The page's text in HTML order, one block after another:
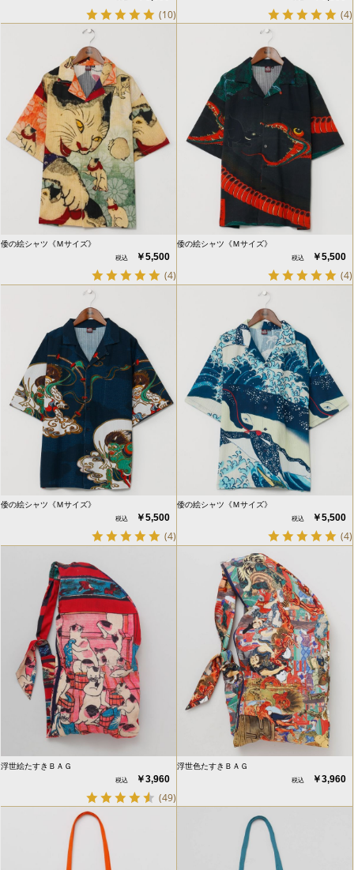
(10) (4)
倭の絵シャツ《Ｍサイズ》
￥5,500
(4)
倭の絵シャツ《Ｍサイズ》
￥5,500
(4)
倭の絵シャツ《Ｍサイズ》
￥5,500
(4)
倭の絵シャツ《Ｍサイズ》
￥5,500
(4)
浮世絵たすきＢＡＧ
￥3,960
(49)
浮世色たすきＢＡＧ
￥3,960